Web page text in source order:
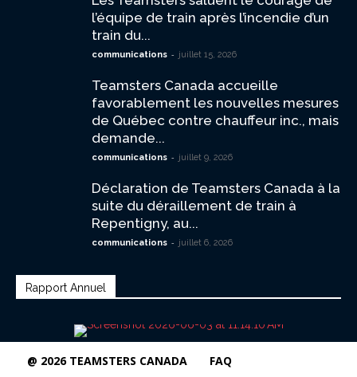
l’équipe de train après l’incendie d’un
train du...
communications - juillet 15, 2026
Teamsters Canada accueille
favorablement les nouvelles mesures
de Québec contre chauffeur inc., mais
demande...
communications - juillet 9, 2026
Déclaration de Teamsters Canada à la
suite du déraillement de train à
Repentigny, au...
communications - juillet 6, 2026
Rapport Annuel
@ 2026 TEAMSTERS CANADA FAQ